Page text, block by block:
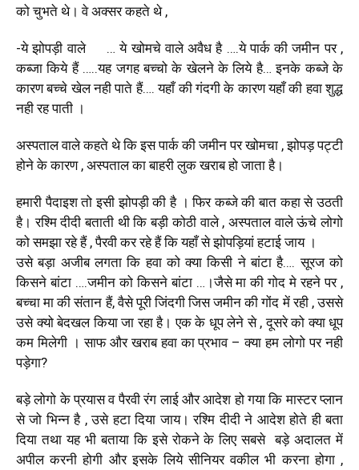
को चुभते थे। वे अक्सर कहते थे ,
-ये झोपड़ी वाले … ये खोमचे वाले अवैध है ….ये पार्क की जमीन पर ,
कब्जा किये हैं …..यह जगह बच्चो के खेलने के लिये है… इनके कब्जे के
कारण बच्चे खेल नही पाते हैं…. यहाँ की गंदगी के कारण यहाँ की हवा शुद्ध
नही रह पाती ।
अस्पताल वाले कहते थे कि इस पार्क की जमीन पर खोमचा , झोपड़ पट्टी
होने के कारण , अस्पताल का बाहरी लुक खराब हो जाता है।
हमारी पैदाइश तो इसी झोपड़ी की है । फिर कब्जे की बात कहा से उठती
है। रश्मि दीदी बताती थी कि बड़ी कोठी वाले , अस्पताल वाले ऊंचे लोगो
को समझा रहे हैं , पैरवी कर रहे हैं कि यहाँ से झोपड़ियां हटाई जाय ।
उसे बड़ा अजीब लगता कि हवा को क्या किसी ने बांटा है…. सूरज को
किसने बांटा ….जमीन को किसने बांटा …।जैसे मा की गोद मे रहने पर ,
बच्चा मा की संतान हैं, वैसे पूरी जिंदगी जिस जमीन की गोंद में रही , उससे
उसे क्यो बेदखल किया जा रहा है। एक के धूप लेने से , दूसरे को क्या धूप
कम मिलेगी । साफ और खराब हवा का प्रभाव – क्या हम लोगो पर नही
पड़ेगा?
बड़े लोगो के प्रयास व पैरवी रंग लाई और आदेश हो गया कि मास्टर प्लान
से जो भिन्न है , उसे हटा दिया जाय। रश्मि दीदी ने आदेश होते ही बता
दिया तथा यह भी बताया कि इसे रोकने के लिए सबसे बड़े अदालत में
अपील करनी होगी और इसके लिये सीनियर वकील भी करना होगा ,